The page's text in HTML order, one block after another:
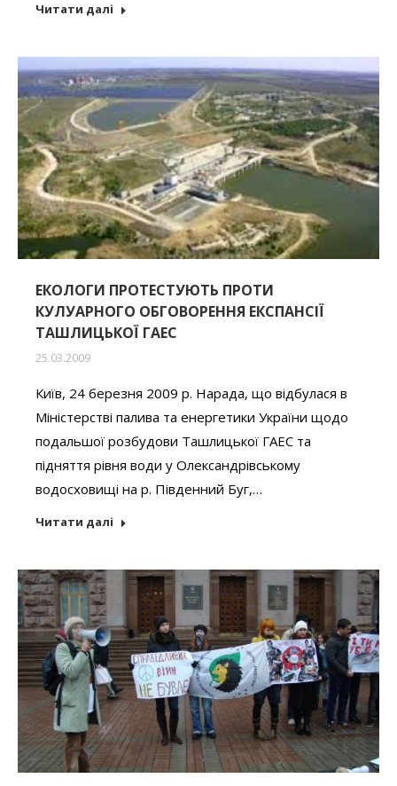
Читати далі
ЕКОЛОГИ ПРОТЕСТУЮТЬ ПРОТИ
КУЛУАРНОГО ОБГОВОРЕННЯ ЕКСПАНСІЇ
ТАШЛИЦЬКОЇ ГАЕС
25.03.2009
Київ, 24 березня 2009 р. Нарада, що відбулася в
Міністерстві палива та енергетики України щодо
подальшої розбудови Ташлицької ГАЕС та
підняття рівня води у Олександрівському
водосховищі на р. Південний Буг,…
Читати далі